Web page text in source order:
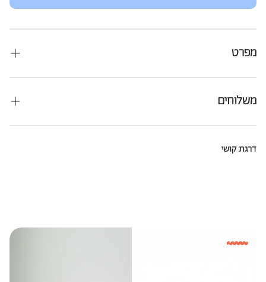
מפרט
משלוחים
זמן אספקה:
ימי עסקים לא כוללים את יום ההזמנה, שישי, שבת וחגים
דרגת קושי
החליקובשביל לדמיין את החדר המושלם